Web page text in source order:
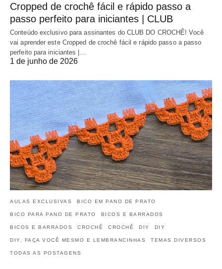
Cropped de crochê fácil e rápido passo a
passo perfeito para iniciantes | CLUB
Conteúdo exclusivo para assinantes do CLUB DO CROCHÊ! Você
vai aprender este Cropped de crochê fácil e rápido passo a passo
perfeito para iniciantes |…
1 de junho de 2026
AULAS EXCLUSIVAS BICO EM PANO DE PRATO
BICO PARA PANO DE PRATO BICOS E BARRADOS
BICOS E BARRADOS CROCHÊ CROCHÊ DIY DIY
DIY, FAÇA VOCÊ MESMO E LEMBRANCINHAS TEMAS DIVERSOS
TODAS AS POSTAGENS